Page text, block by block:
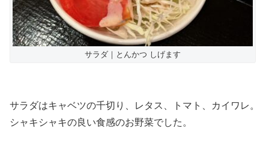
サラダ｜とんかつ しげます
サラダはキャベツの千切り、レタス、トマト、カイワレ。
シャキシャキの良い食感のお野菜でした。